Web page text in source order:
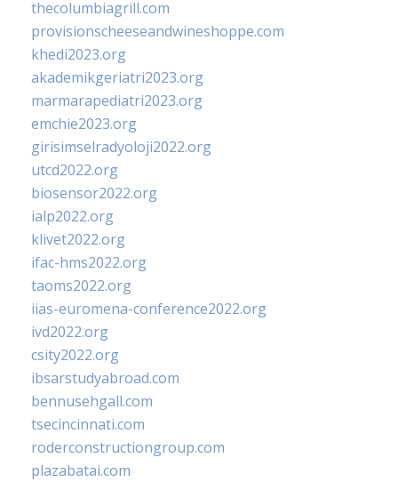
thecolumbiagrill.com
provisionscheeseandwineshoppe.com
khedi2023.org
akademikgeriatri2023.org
marmarapediatri2023.org
emchie2023.org
girisimselradyoloji2022.org
utcd2022.org
biosensor2022.org
ialp2022.org
klivet2022.org
ifac-hms2022.org
taoms2022.org
iias-euromena-conference2022.org
ivd2022.org
csity2022.org
ibsarstudyabroad.com
bennusehgall.com
tsecincinnati.com
roderconstructiongroup.com
plazabatai.com